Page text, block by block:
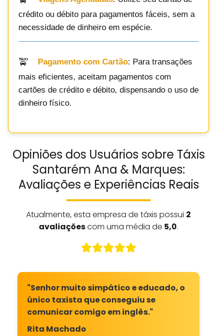
crédito ou débito para pagamentos fáceis, sem a
necessidade de dinheiro em espécie.
Pagamento com Cartão: Para transações
mais eficientes, aceitam pagamentos com
cartões de crédito e débito, dispensando o uso de
dinheiro físico.
Opiniões dos Usuários sobre Táxis
Santarém Ana & Marques:
Avaliações e Experiências Reais
Atualmente, esta empresa de táxis possui 2
avaliaçõescom uma média de 5,0.
"Senhor muito simpático e educado, o
único taxista que conseguiu se
comunicar comigo em inglês."
Rita Machado